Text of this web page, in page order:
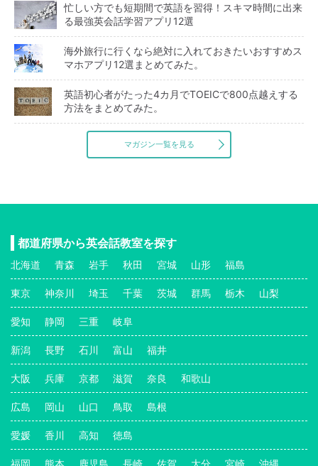
忙しい方でも短期間で英語を習得！スキマ時間に出来
る最強英会話学習アプリ12選
海外旅行に行くなら絶対に入れておきたいおすすめス
マホアプリ12選まとめてみた。
英語初心者がたった4カ月でTOEICで800点越えする
方法をまとめてみた。
マガジン一覧を見る
都道府県から英会話教室を探す
北海道 青森 岩手 秋田 宮城 山形 福島
東京 神奈川 埼玉 千葉 茨城 群馬 栃木 山梨
愛知 静岡 三重 岐阜
新潟 長野 石川 富山 福井
大阪 兵庫 京都 滋賀 奈良 和歌山
広島 岡山 山口 鳥取 島根
愛媛 香川 高知 徳島
福岡 熊本 鹿児島 長崎 佐賀 大分 宮崎 沖縄